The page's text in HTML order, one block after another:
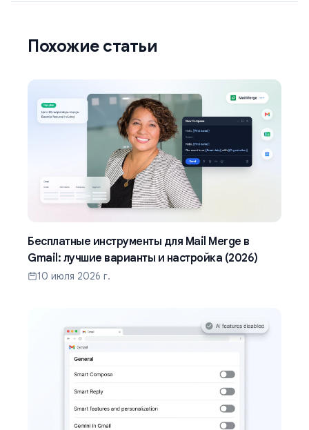
Похожие статьи
Бесплатные инструменты для Mail Merge в
Gmail: лучшие варианты и настройка (2026)
10 июля 2026 г.